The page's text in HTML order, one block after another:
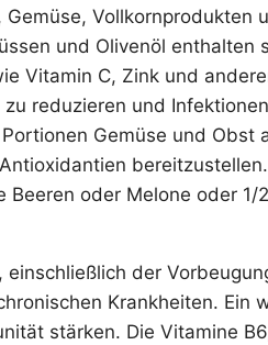
Vollkornprodukten
und Olivenöl enthalten
Vitamin C, Zink und
reduzieren und
Gemüse und Obst
oder Melone oder 1/
der
Krankheiten. Ein
stärken. Die Vitamine